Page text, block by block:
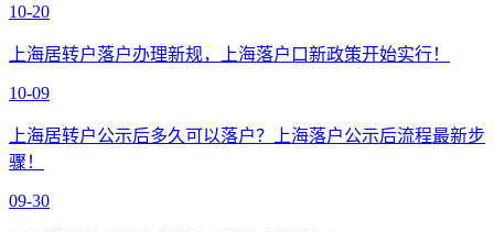
10-20
上海居转户落户办理新规，上海落户口新政策开始实行！
10-09
上海居转户公示后多久可以落户？上海落户公示后流程最新步
骤！
09-30